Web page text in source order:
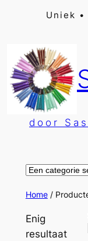
inhoud
Uniek •
door
Een
categorie
Home/
Enig
resultaat